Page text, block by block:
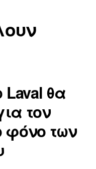
θα
τον
φόνο των